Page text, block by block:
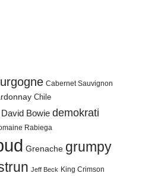
Cabernet Sauvignon
Chile
David Bowie demokrati
Rabiega
Grenache grumpy
Jeff Beck King Crimson